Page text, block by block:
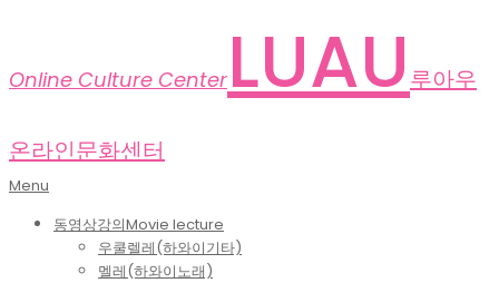
Online Culture Center LUAU 루아우
온라인문화센터
Primary
Menu
Menu
동영상강의Movie lecture
우쿨렐레(하와이기타)
멜레(하와이노래)